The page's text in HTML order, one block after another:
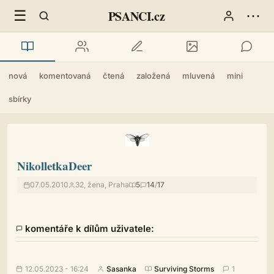
☰ PSANCI.cz ⋯
nová komentovaná čtená založená mluvená mini
sbírky
NikolletkaDeer
07.05.2010 32, žena, Praha 5 14/17
komentáře k dílům uživatele:
12.05.2023 - 16:24 Sasanka Surviving Storms 1